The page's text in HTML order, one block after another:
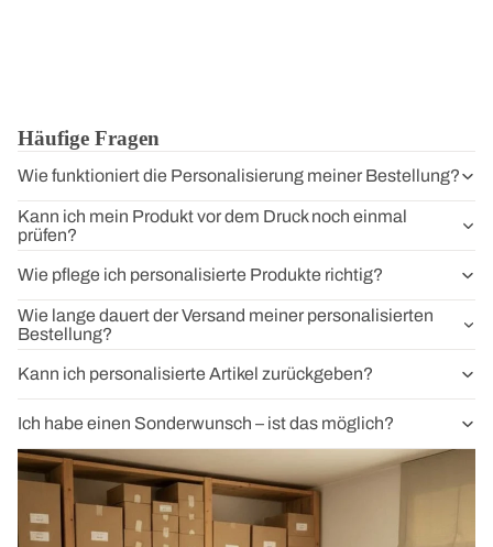
Häufige Fragen
Wie funktioniert die Personalisierung meiner Bestellung?
Kann ich mein Produkt vor dem Druck noch einmal
prüfen?
Wie pflege ich personalisierte Produkte richtig?
Wie lange dauert der Versand meiner personalisierten
Bestellung?
Kann ich personalisierte Artikel zurückgeben?
Ich habe einen Sonderwunsch – ist das möglich?